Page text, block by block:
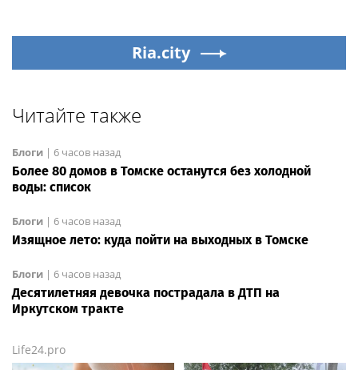
Ria.city
Читайте также
Блоги | 6 часов назад
Более 80 домов в Томске останутся без холодной
воды: список
Блоги | 6 часов назад
Изящное лето: куда пойти на выходных в Томске
Блоги | 6 часов назад
Десятилетняя девочка пострадала в ДТП на
Иркутском тракте
Life24.pro